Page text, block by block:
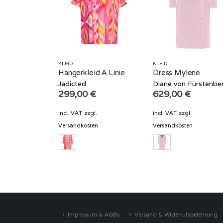
KLEID
Hängerkleid A Linie
Jadicted
299,00€
incl. VAT zzgl.
Versandkosten
KLEID
Dress Mylene
Diane von
629,00€
incl. VAT zzgl.
Versandkosten
Impressum & AGBs Versand & Widerrufsbelehrung